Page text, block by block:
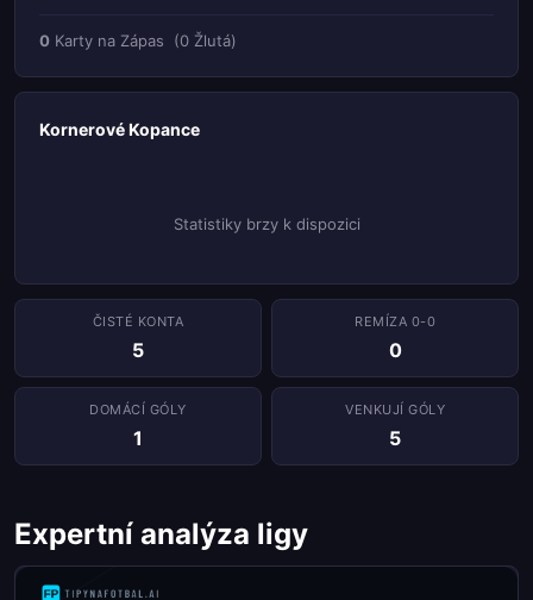
0 Karty na Zápas (0 Žlutá)
Kornerové Kopance
Statistiky brzy k dispozici
ČISTÉ KONTA
5
REMÍZA 0-0
0
DOMÁCÍ GÓLY
1
VENKUJÍ GÓLY
5
Expertní analýza ligy